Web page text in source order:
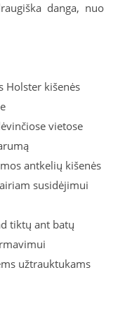
danga, nuo
Holster kišenės
vietose
antkelių kišenės
susidėjimui
tiktų ant batų
užtrauktukams